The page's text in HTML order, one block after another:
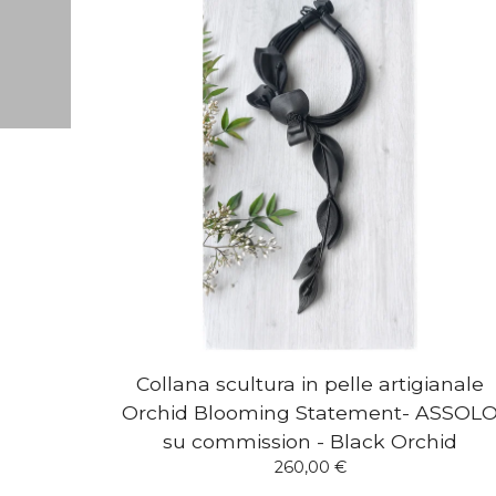
Collana scultura in pelle artigianale
Orchid Blooming Statement-
su commission - Black Orchid
260,00 €